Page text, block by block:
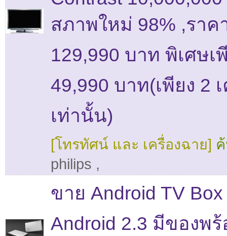
สภาพใหม่ 98% ,ราค
129,990 บาท พิเศษเ
49,990 บาท(เพียง 2
เท่านั้น)
[โทรทัศน์ และ เครื่องฉาย]
philips ,
ขาย Android TV Box
Android 2.3 มีของพ